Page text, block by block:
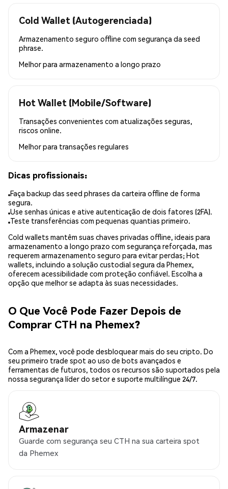
Cold Wallet (Autogerenciada)
Armazenamento seguro offline com segurança da seed
phrase.
Melhor para armazenamento a longo prazo
Hot Wallet (Mobile/Software)
Transações convenientes com atualizações seguras,
riscos online.
Melhor para transações regulares
Dicas profissionais:
Faça backup das seed phrases da carteira offline de forma
segura.
Use senhas únicas e ative autenticação de dois fatores (2FA).
Teste transferências com pequenas quantias primeiro.
Cold wallets mantêm suas chaves privadas offline, ideais para
armazenamento a longo prazo com segurança reforçada, mas
requerem armazenamento seguro para evitar perdas; Hot
wallets, incluindo a solução custodial segura da Phemex,
oferecem acessibilidade com proteção confiável. Escolha a
opção que melhor se adapta às suas necessidades.
O Que Você Pode Fazer Depois de
Comprar CTH na Phemex?
Com a Phemex, você pode desbloquear mais do seu cripto. Do
seu primeiro trade spot ao uso de bots avançados e
ferramentas de futuros, todos os recursos são suportados pela
nossa segurança líder do setor e suporte multilíngue 24/7.
Armazenar
Guarde com segurança seu CTH na sua carteira spot
da Phemex